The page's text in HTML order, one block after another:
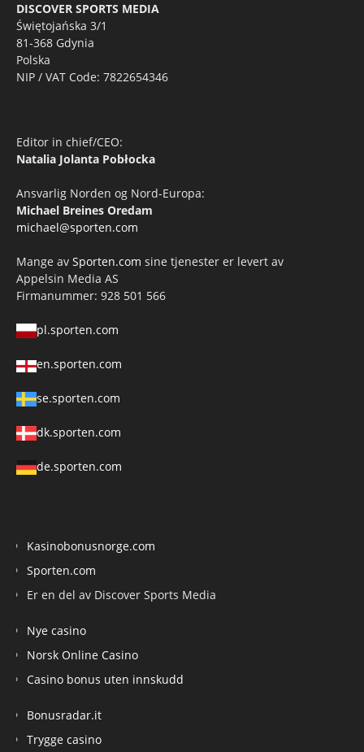
DISCOVER SPORTS MEDIA
Świętojańska 3/1
81-368 Gdynia
Polska
NIP / VAT Code: 7822654346
Editor in chief/CEO:
Natalia Jolanta Pobłocka
Ansvarlig Norden og Nord-Europa:
Michael Breines Oredam
michael@sporten.com
Mange av Sporten.com sine tjenester er levert av
Appelsin Media AS
Firmanummer: 928 501 566
pl.sporten.com
en.sporten.com
se.sporten.com
dk.sporten.com
de.sporten.com
Kasinobonusnorge.com
Sporten.com
Er en del av Discover Sports Media
Nye casino
Norsk Online Casino
Casino bonus uten innskudd
Bonusradar.it
Trygge casino